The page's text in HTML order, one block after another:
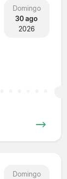
Domingo
30 ago
2026
Domingo